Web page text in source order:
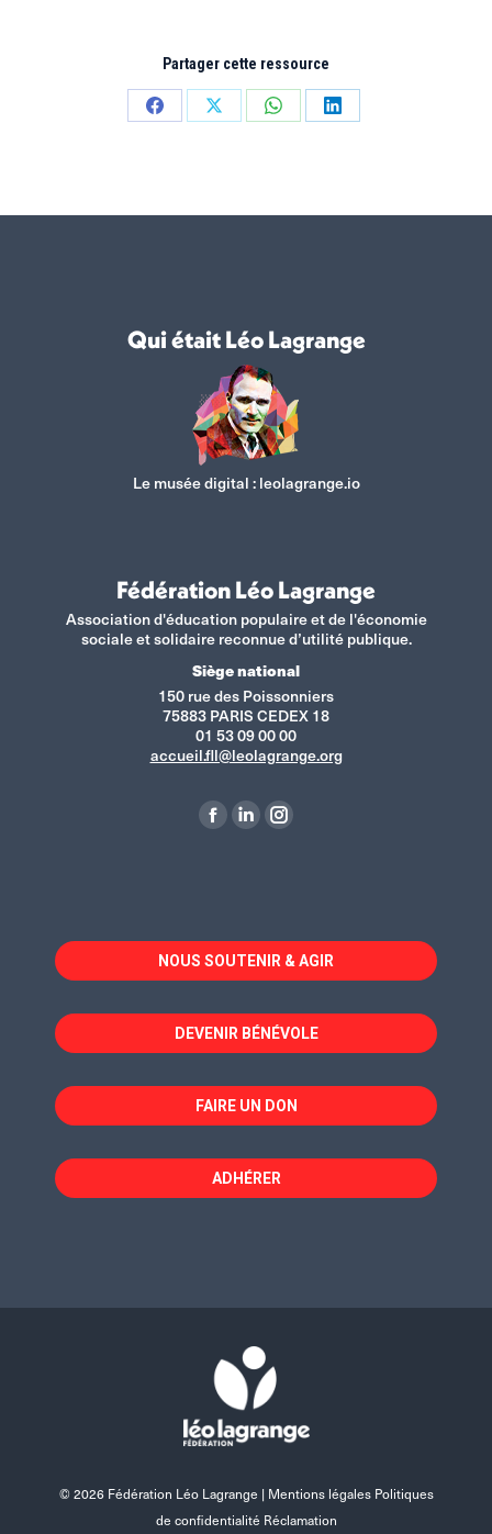
Partager cette ressource
PartagerPartagerPartagerPartager
Qui était Léo Lagrange
Le musée digital : leolagrange.io
Fédération Léo Lagrange
Association d'éducation populaire et de l'économie
sociale et solidaire reconnue d’utilité publique.
Siège national
150 rue des Poissonniers
75883 PARIS CEDEX 18
01 53 09 00 00
accueil.fll@leolagrange.org
La
dans
une
fenêtre
La
dans
une
fenêtre
La
dans
une
fenêtre
NOUS SOUTENIR & AGIR
DEVENIR BÉNÉVOLE
FAIRE UN DON
ADHÉRER
© 2026 Fédération Léo Lagrange | Mentions légales Politiques
de confidentialité Réclamation